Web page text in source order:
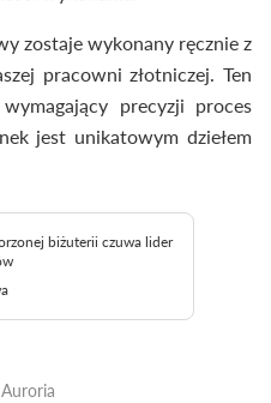
zostaje wykonany ręcznie z
pracowni złotniczej. Ten
precyzji proces
jest unikatowym dziełem
biżuterii czuwa lider